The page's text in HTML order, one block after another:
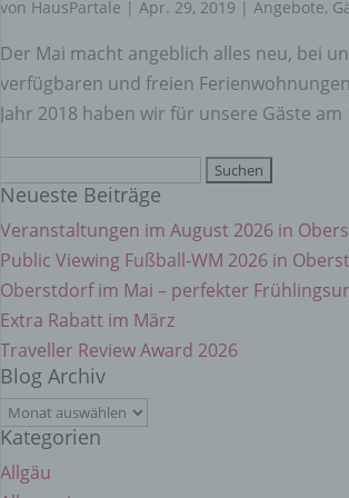
von HausPartale | Apr. 29, 2019 | Angebote,
Der Mai macht angeblich alles neu, bei
verfügbaren und freien
Jahr 2018 haben wir für unsere Gäste am
nach:
Neueste Beiträge
Veranstaltungen im August 2026 in
Public Viewing Fußball-WM 2026 in
Oberstdorf im Mai – perfekter
Extra Rabatt im März
Traveller Review Award 2026
Blog Archiv
Blog
Archiv
Kategorien
Allgäu
e)